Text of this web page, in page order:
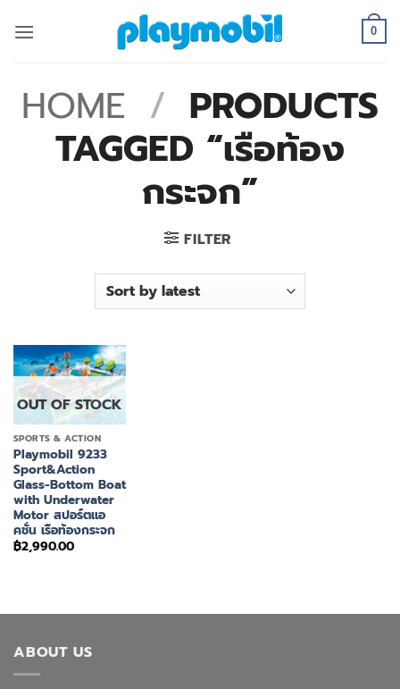
0
HOME / PRODUCTS
TAGGED “เรือท้อง
กระจก”
FILTER
OUT OF STOCK
SPORTS & ACTION
Playmobil 9233
Sport&Action
Glass-Bottom Boat
with Underwater
Motor สปอร์ตแอ
คชั่น เรือท้องกระจก
฿2,990.00
ABOUT US